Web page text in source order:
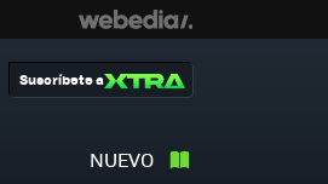
NUEVO
Suscríbete a